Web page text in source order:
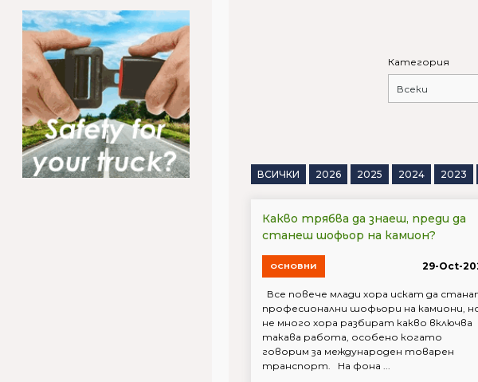
Категория
ВСИЧКИ 2026 2025 2024 2023
Какво трябва да знаеш, преди да
станеш шофьор на камион?
ОСНОВНИ 29-Oct-
Все повече млади хора искат да
професионални шофьори на камиони,
не много хора разбират какво включва
такава работа, особено когато
говорим за международен товарен
транспорт. На фона ...